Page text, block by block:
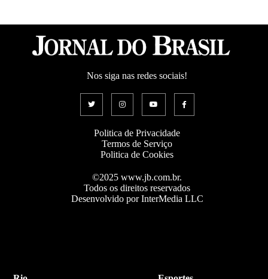
Nos siga nas redes sociais!
Politica de Privacidade
Termos de Serviço
Politica de Cookies
©2025 www.jb.com.br.
Todos os direitos reservados
Desenvolvido por InterMedia LLC